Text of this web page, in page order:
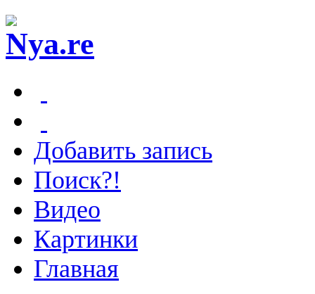
Добавить запись
Поиск?!
Видео
Картинки
Главная